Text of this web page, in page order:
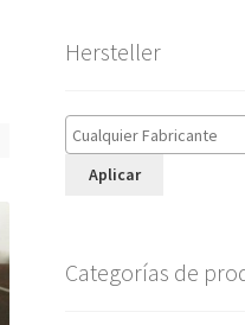
Hersteller
Aplicar
Categorías de